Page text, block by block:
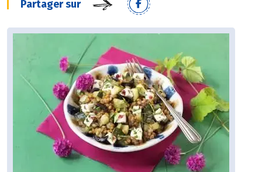
Partager sur